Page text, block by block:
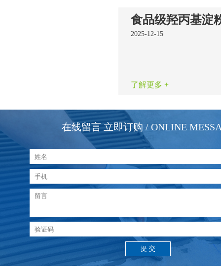
2025-12-15
了解更多 +
在线留言 立即订购 / ONLINE